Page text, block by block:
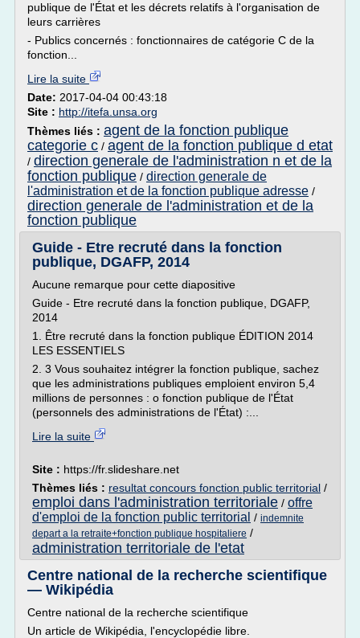
publique de l'État et les décrets relatifs à l'organisation de
leurs carrières
- Publics concernés : fonctionnaires de catégorie C de la
fonction...
Lire la suite
Date: 2017-04-04 00:43:18
Site : http://itefa.unsa.org
Thèmes liés : agent de la fonction publique
categorie c / agent de la fonction publique d etat
/ direction generale de l'administration n et de la
fonction publique / direction generale de
l'administration et de la fonction publique adresse /
direction generale de l'administration et de la
fonction publique
Guide - Etre recruté dans la fonction
publique, DGAFP, 2014
Aucune remarque pour cette diapositive
Guide - Etre recruté dans la fonction publique, DGAFP,
2014
1. Être recruté dans la fonction publique ÉDITION 2014
LES ESSENTIELS
2. 3 Vous souhaitez intégrer la fonction publique, sachez
que les administrations publiques emploient environ 5,4
millions de personnes : o fonction publique de l'État
(personnels des administrations de l'État) :...
Lire la suite
Site : https://fr.slideshare.net
Thèmes liés : resultat concours fonction public territorial /
emploi dans l'administration territoriale / offre
d'emploi de la fonction public territorial / indemnite
depart a la retraite+fonction publique hospitaliere /
administration territoriale de l'etat
Centre national de la recherche scientifique
— Wikipédia
Centre national de la recherche scientifique
Un article de Wikipédia, l'encyclopédie libre.